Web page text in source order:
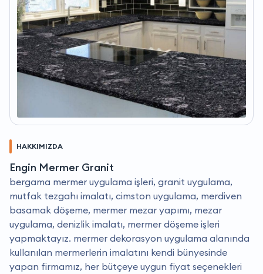
HAKKIMIZDA
Engin Mermer Granit
bergama mermer uygulama işleri, granit uygulama,
mutfak tezgahı imalatı, cimston uygulama, merdiven
basamak döşeme, mermer mezar yapımı, mezar
uygulama, denizlik imalatı, mermer döşeme işleri
yapmaktayız. mermer dekorasyon uygulama alanında
kullanılan mermerlerin imalatını kendi bünyesinde
yapan firmamız, her bütçeye uygun fiyat seçenekleri